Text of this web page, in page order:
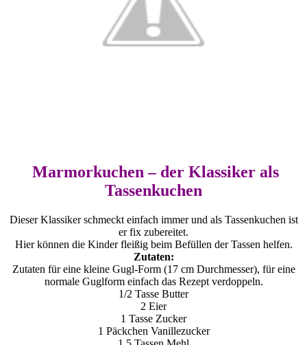
Marmorkuchen – der Klassiker als
Tassenkuchen
Dieser Klassiker schmeckt einfach immer und als Tassenkuchen ist
er fix zubereitet.
Hier können die Kinder fleißig beim Befüllen der Tassen helfen.
Zutaten:
Zutaten für eine kleine Gugl-Form (17 cm Durchmesser), für eine
normale Guglform einfach das Rezept verdoppeln.
1/2 Tasse Butter
2 Eier
1 Tasse Zucker
1 Päckchen Vanillezucker